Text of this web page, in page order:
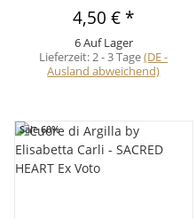
4,50 € *
6 Auf Lager
Lieferzeit:2 - 3 Tage(DE -
Ausland abweichend)
Sale 60%